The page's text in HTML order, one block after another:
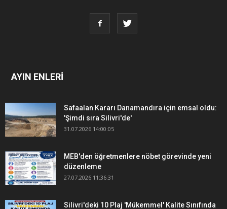
AYIN ENLERİ
Safaalan Kararı Danamandıra için emsal oldu:
'Şimdi sıra Silivri'de'
31.07.2026 14:00:05
MEB'den öğretmenlere nöbet görevinde yeni
düzenleme
27.07.2026 11:36:31
Silivri'deki 10 Plaj 'Mükemmel' Kalite Sınıfında